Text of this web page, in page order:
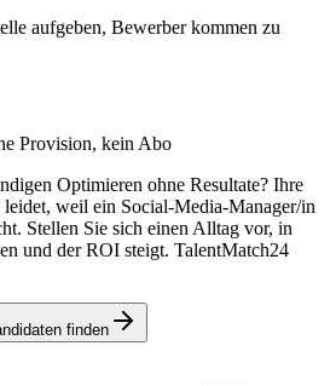
aufgeben, Bewerber kommen zu
Provision, kein Abo
Optimieren ohne Resultate? Ihre
weil ein Social-Media-Manager/in
Stellen Sie sich einen Alltag vor, in
und der ROI steigt. TalentMatch24
finden